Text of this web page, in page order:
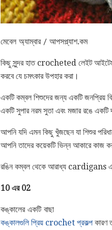
মেবেল অ্যাম্বার / আপসপ্ল্যাশ.কম
কিছু সুন্দর হাত crocheted লেইট আইটেম
করবে যে চমৎকার উপহার করা।
একটি কম্বল শিশুদের জন্য একটি জনপ্রিয়
একটি সুপার নরম সুতা এবং মজার রঙে একটি
আপনি যদি এমন কিছু খুঁজছেন যা শিশুর
আপনি তাদের কয়েকটি ভিন্ন আকারে কাজ
রঙিন কম্বল থেকে আরাধ্য cardigans
10 এর 02
কঙ্কালের একটি বাছা
কঙ্কালগুলি প্রিয় crochet প্রকল্প কারণ